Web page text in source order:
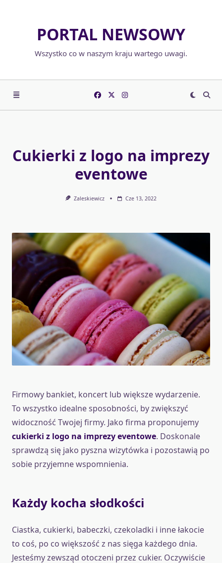
PORTAL NEWSOWY
Wszystko co w naszym kraju wartego uwagi.
Cukierki z logo na imprezy
eventowe
Zaleskiewicz Cze 13, 2022
Firmowy bankiet, koncert lub większe wydarzenie.
To wszystko idealne sposobności, by zwiększyć
widoczność Twojej firmy. Jako firma proponujemy
cukierki z logo na imprezy eventowe. Doskonale
sprawdzą się jako pyszna wizytówka i pozostawią po
sobie przyjemne wspomnienia.
Każdy kocha słodkości
Ciastka, cukierki, babeczki, czekoladki i inne łakocie
to coś, po co większość z nas sięga każdego dnia.
Jesteśmy zewsząd otoczeni przez cukier. Oczywiście